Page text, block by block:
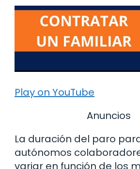
Play on YouTube
Anuncios
La duración del paro
autónomos
variar en función de los